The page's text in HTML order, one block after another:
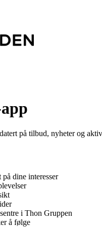
på tilbud, nyheter og
dine interesser
i Thon Gruppen
å følge